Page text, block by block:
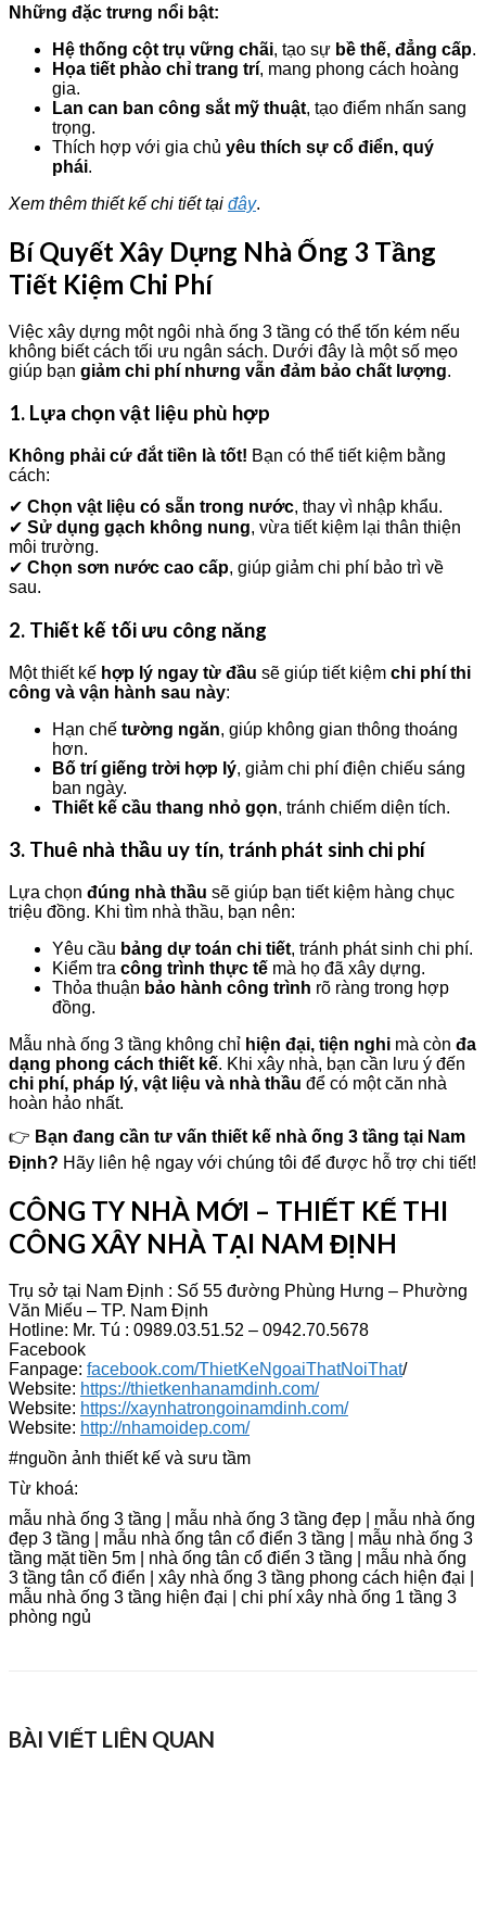
Những đặc trưng nổi bật:
Hệ thống cột trụ vững chãi, tạo sự bề thế, đẳng cấp.
Họa tiết phào chỉ trang trí, mang phong cách hoàng
gia.
Lan can ban công sắt mỹ thuật, tạo điểm nhấn sang
trọng.
Thích hợp với gia chủ yêu thích sự cổ điển, quý
phái.
Xem thêm thiết kế chi tiết tại đây.
Bí Quyết Xây Dựng Nhà Ống 3 Tầng
Tiết Kiệm Chi Phí
Việc xây dựng một ngôi nhà ống 3 tầng có thể tốn kém nếu
không biết cách tối ưu ngân sách. Dưới đây là một số mẹo
giúp bạn giảm chi phí nhưng vẫn đảm bảo chất lượng.
1. Lựa chọn vật liệu phù hợp
Không phải cứ đắt tiền là tốt! Bạn có thể tiết kiệm bằng
cách:
✔ Chọn vật liệu có sẵn trong nước, thay vì nhập khẩu.
✔ Sử dụng gạch không nung, vừa tiết kiệm lại thân thiện
môi trường.
✔ Chọn sơn nước cao cấp, giúp giảm chi phí bảo trì về
sau.
2. Thiết kế tối ưu công năng
Một thiết kế hợp lý ngay từ đầu sẽ giúp tiết kiệm chi phí thi
công và vận hành sau này:
Hạn chế tường ngăn, giúp không gian thông thoáng
hơn.
Bố trí giếng trời hợp lý, giảm chi phí điện chiếu sáng
ban ngày.
Thiết kế cầu thang nhỏ gọn, tránh chiếm diện tích.
3. Thuê nhà thầu uy tín, tránh phát sinh chi phí
Lựa chọn đúng nhà thầu sẽ giúp bạn tiết kiệm hàng chục
triệu đồng. Khi tìm nhà thầu, bạn nên:
Yêu cầu bảng dự toán chi tiết, tránh phát sinh chi phí.
Kiểm tra công trình thực tế mà họ đã xây dựng.
Thỏa thuận bảo hành công trình rõ ràng trong hợp
đồng.
Mẫu nhà ống 3 tầng không chỉ hiện đại, tiện nghi mà còn đa
dạng phong cách thiết kế. Khi xây nhà, bạn cần lưu ý đến
chi phí, pháp lý, vật liệu và nhà thầu để có một căn nhà
hoàn hảo nhất.
👉 Bạn đang cần tư vấn thiết kế nhà ống 3 tầng tại Nam
Định? Hãy liên hệ ngay với chúng tôi để được hỗ trợ chi tiết!
CÔNG TY NHÀ MỚI – THIẾT KẾ THI
CÔNG XÂY NHÀ TẠI NAM ĐỊNH
Trụ sở tại Nam Định : Số 55 đường Phùng Hưng – Phường
Văn Miếu – TP. Nam Định
Hotline: Mr. Tú : 0989.03.51.52 – 0942.70.5678
Facebook
Fanpage: facebook.com/ThietKeNgoaiThatNoiThat/
Website: https://thietkenhanamdinh.com/
Website: https://xaynhatrongoinamdinh.com/
Website: http://nhamoidep.com/
#nguồn ảnh thiết kế và sưu tầm
Từ khoá:
mẫu nhà ống 3 tầng | mẫu nhà ống 3 tầng đẹp | mẫu nhà ống
đẹp 3 tầng | mẫu nhà ống tân cổ điển 3 tầng | mẫu nhà ống 3
tầng mặt tiền 5m | nhà ống tân cổ điển 3 tầng | mẫu nhà ống
3 tầng tân cổ điển | xây nhà ống 3 tầng phong cách hiện đại |
mẫu nhà ống 3 tầng hiện đại | chi phí xây nhà ống 1 tầng 3
phòng ngủ
BÀI VIẾT LIÊN QUAN